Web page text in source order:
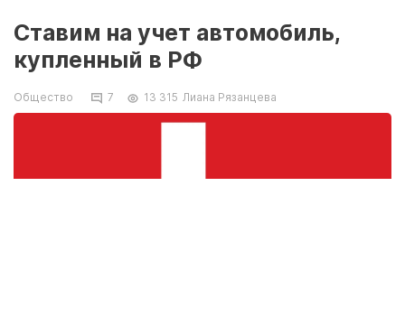
Ставим на учет автомобиль,
купленный в РФ
Общество 7 13 315 Лиана Рязанцева